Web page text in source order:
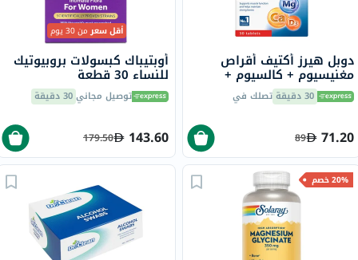
دوبل هيرز أكتيف أقراص
مغنيسيوم + كالسيوم +
فيتامين D3 لدعم العضلات
والعظام، حزمة من 30
30 دقيقة تصلك في
71.20
89
أقل سعرمن 30 يوم
أوبتيباك كبسولات بروبيوتيك
للنساء 30 قطعة
توصيل مجاني30 دقيقة
143.60
179.50
20% خصم